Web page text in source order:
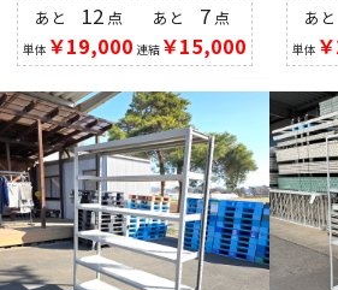
あと 12点
単体 ￥19,000
あと 7点
連結￥15,000
あ
単体